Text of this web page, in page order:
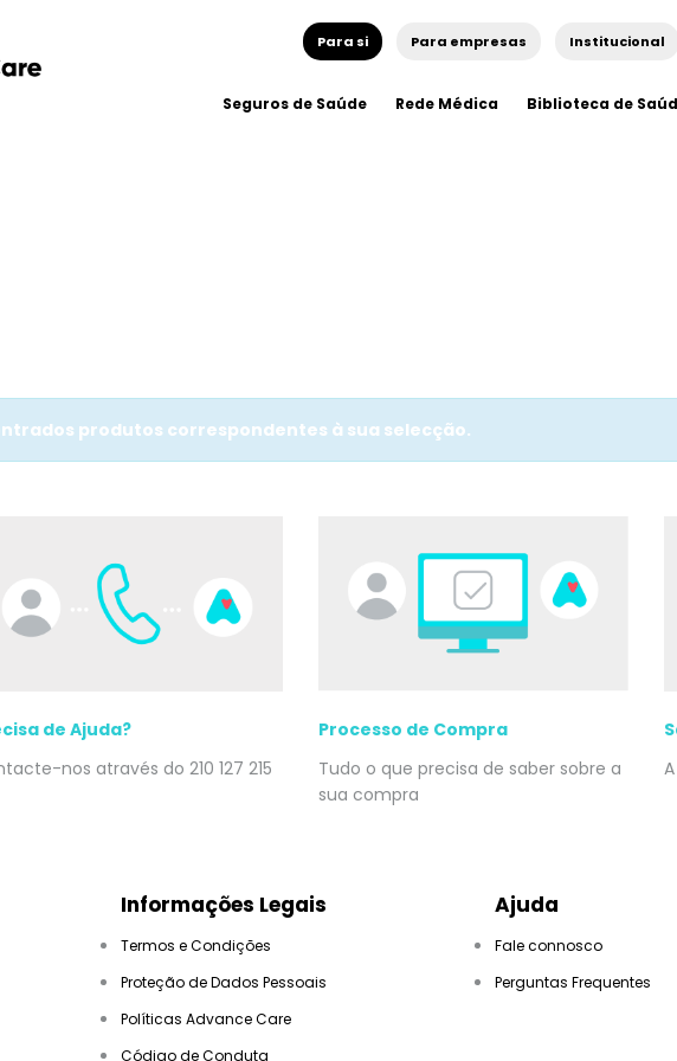
Para si Para empresas Institucional
Seguros de Saúde Rede Médica Biblioteca de
produtos correspondentes à sua selecção.
de Ajuda?
nos através do 210 127 215
Processo de Compra
Tudo o que precisa de saber sobre a
sua compra
Informações Legais
Termos e Condições
Proteção de Dados Pessoais
Políticas Advance Care
Código de Conduta
Ajuda
Fale connosco
Perguntas Frequentes